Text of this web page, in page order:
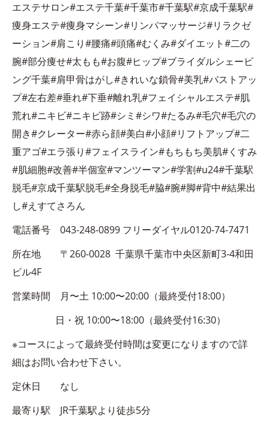
エステサロン#エステ千葉#千葉市#千葉駅#京成千葉駅#
痩身エステ#痩身マシーン#リンパマッサージ#リラクゼ
ーション#肩こり#腰痛#頭痛#むくみ#ダイエット#二の
腕#部分痩せ#太もも#お腹#ヒップ#ブライダルシェービ
ング千葉#肩甲骨はがし#きれいな鎖骨#美乳#バストアッ
プ#左右差#垂れ#下垂#離れ乳#フェイシャルエステ#肌
荒れ#ニキビ#ニキビ跡#シミ#シワ#たるみ#毛穴#毛穴の
開き#クレーター#赤ら顔#美白#小顔#リフトアップ#二
重アゴ#エラ張り#フェイスライン#もちもち美肌#くすみ
#肌細胞#改善#半個室#マンツーマン#学割#u24#千葉駅
脱毛#京成千葉駅脱毛#全身脱毛#脇#腕#脚#背中#結果出
し#えすてさろん
電話番号 043-248-0899 フリーダイヤル0120-74-7471
所在地 〒260-0028 千葉県千葉市中央区新町3-4和田
ビル4F
営業時間 月〜土 10:00〜20:00（最終受付18:00）
日・祝 10:00〜18:00（最終受付16:30）
※コースによって最終受付時間は変更になりますので詳
細はお問い合わせ下さい。
定休日 なし
最寄り駅 JR千葉駅より徒歩5分